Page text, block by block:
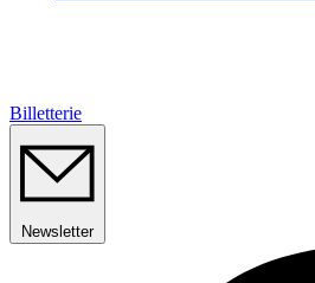
Billetterie
Newsletter